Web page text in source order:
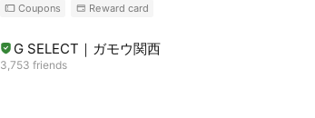
Coupons Reward card
G SELECT｜ガモウ関西
3,753 friends